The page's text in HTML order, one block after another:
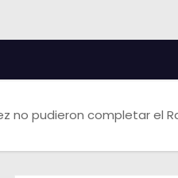
no pudieron completar el